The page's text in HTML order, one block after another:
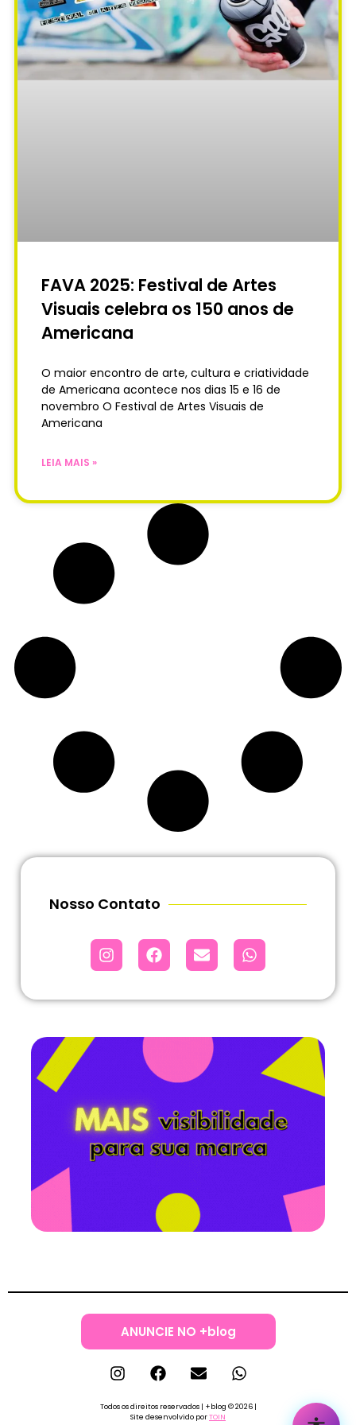
FAVA 2025: Festival de Artes
Visuais celebra os 150 anos de
Americana
O maior encontro de arte, cultura e criatividade
de Americana acontece nos dias 15 e 16 de
novembro O Festival de Artes Visuais de
Americana
LEIA MAIS »
Nosso Contato
Todos os direitos reservados | +blog © 2026 |
Site desenvolvido porTOIN
ANUNCIE NO +blog